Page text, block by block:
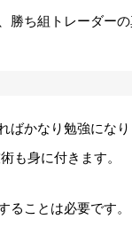
ち組トレーダーの
ばかなり勉強にな
も身に付きます。
ることは必要です。